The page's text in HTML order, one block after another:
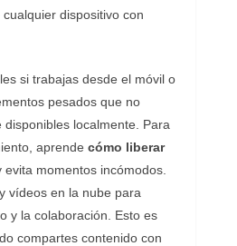
dispositivo con
si trabajas desde el móvil o
pesados que no
localmente. Para
aprende cómo liberar
momentos incómodos.
vídeos en la nube para
y la colaboración. Esto es
compartes contenido con